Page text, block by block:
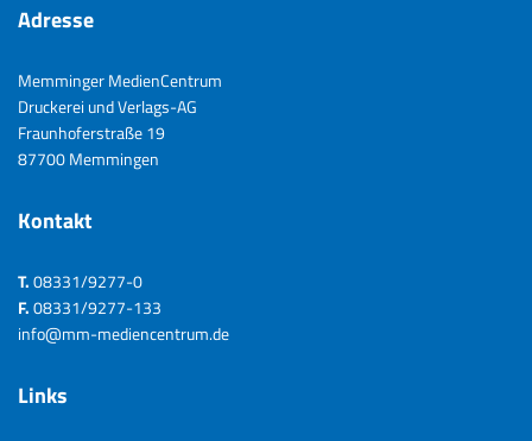
Adresse
Memminger MedienCentrum
Druckerei und Verlags-AG
Fraunhoferstraße 19
87700 Memmingen
Kontakt
T.08331/9277-0
F.08331/9277-133
info@mm-mediencentrum.de
Links